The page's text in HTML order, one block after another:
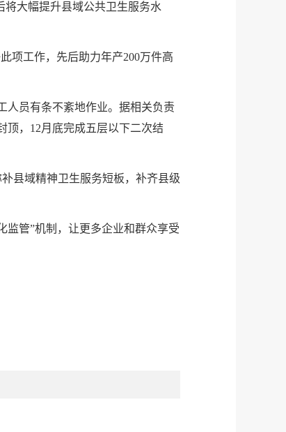
将大幅提升县域公共卫生服务水
项工作，先后助力年产200万件高
人员有条不紊地作业。据相关负责
顶，12月底完成五层以下二次结
县域精神卫生服务短板，补齐县级
监管”机制，让更多企业和群众享受